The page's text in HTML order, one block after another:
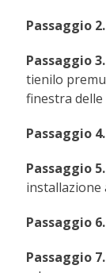
Passaggio 2.
Passaggio 3.
tienilo
finestra
Passaggio 4.
Passaggio 5.
installazione
Passaggio 6.
Passaggio 7.